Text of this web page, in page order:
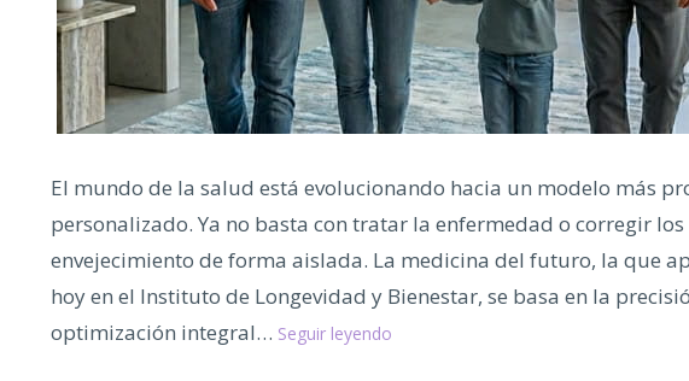
El mundo de la salud está evolucionando hacia un modelo más
personalizado. Ya no basta con tratar la enfermedad o corregir
envejecimiento de forma aislada. La medicina del futuro, la que
hoy en el Instituto de Longevidad y Bienestar, se basa en la
optimización integral… Seguir leyendo